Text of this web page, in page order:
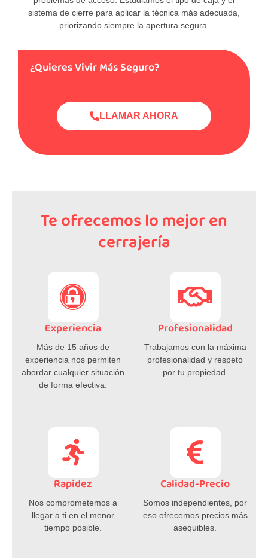
sistema de cierre para aplicar la técnica más adecuada,
priorizando siempre la apertura segura.
¿Quieres Vivir Más Seguro?
LLAMAR AHORA
Te ofrecemos lo mejor en
cerrajería
Experiencia
Más de 15 años de
experiencia nos permiten
abordar cualquier situación
de forma efectiva.
Profesionalidad
Trabajamos con la máxima
profesionalidad y respeto
por tu propiedad.
Rapidez
Nos comprometemos a
llegar a ti en el menor
tiempo posible.
Calidad-Precio
Somos independientes, por
eso ofrecemos precios más
asequibles.